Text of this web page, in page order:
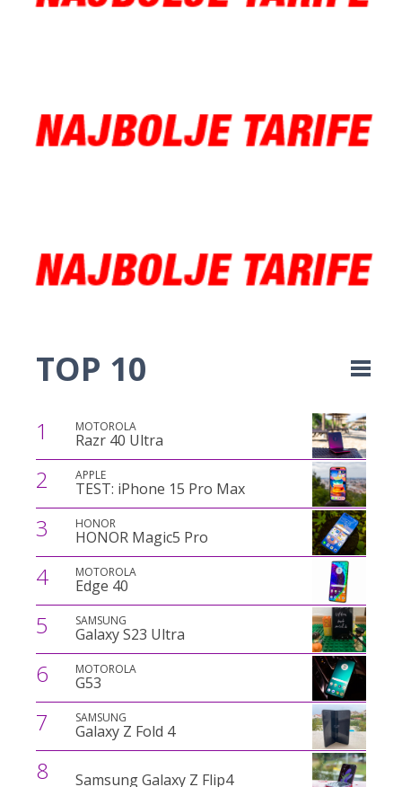
TOP 10
1 MOTOROLA
Razr 40 Ultra
2 APPLE
TEST: iPhone 15 Pro Max
3 HONOR
HONOR Magic5 Pro
4 MOTOROLA
Edge 40
5 SAMSUNG
Galaxy S23 Ultra
6 MOTOROLA
G53
7 SAMSUNG
Galaxy Z Fold 4
8 Samsung Galaxy Z Flip4